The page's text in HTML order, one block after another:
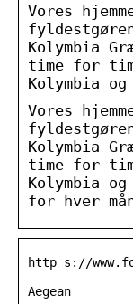
Vores
Kolymbia
time for
Kolymbia
Vores
Kolymbia
time for
Kolymbia
for hver
http s://
Aegean